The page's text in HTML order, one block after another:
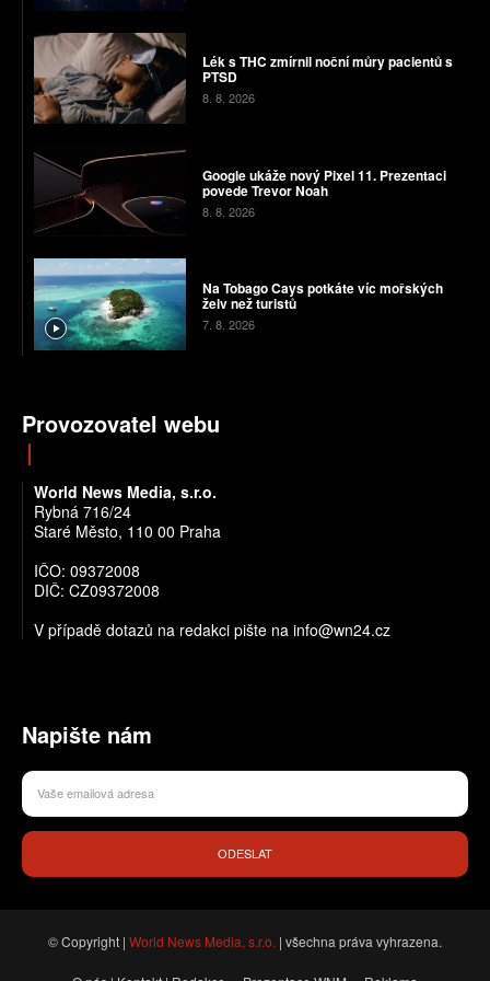
Lék s THC zmírnil noční můry pacientů s
PTSD
8. 8. 2026
Google ukáže nový Pixel 11. Prezentaci
povede Trevor Noah
8. 8. 2026
Na Tobago Cays potkáte víc mořských
želv než turistů
7. 8. 2026
Provozovatel webu
World News Media, s.r.o.
Rybná 716/24
Staré Město, 110 00 Praha
IČO: 09372008
DIČ: CZ09372008
V případě dotazů na redakci pište na info@wn24.cz
Napište nám
ODESLAT
© Copyright | World News Media, s.r.o. | všechna práva vyhrazena.